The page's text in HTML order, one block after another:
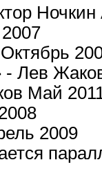
Ночкин
- Лев
Май
2009